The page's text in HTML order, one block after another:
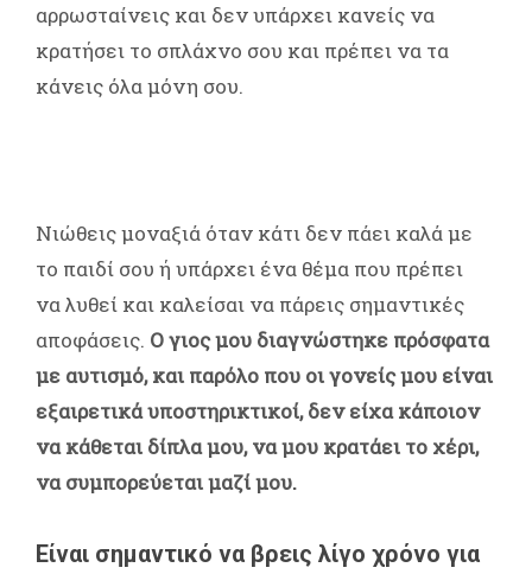
αρρωσταίνεις και δεν υπάρχει κανείς να
κρατήσει το σπλάχνο σου και πρέπει να τα
κάνεις όλα μόνη σου.
Νιώθεις μοναξιά όταν κάτι δεν πάει καλά με
το παιδί σου ή υπάρχει ένα θέμα που πρέπει
να λυθεί και καλείσαι να πάρεις σημαντικές
αποφάσεις. Ο γιος μου διαγνώστηκε πρόσφατα
με αυτισμό, και παρόλο που οι γονείς μου είναι
εξαιρετικά υποστηρικτικοί, δεν είχα κάποιον
να κάθεται δίπλα μου, να μου κρατάει το χέρι,
να συμπορεύεται μαζί μου.
Είναι σημαντικό να βρεις λίγο χρόνο για